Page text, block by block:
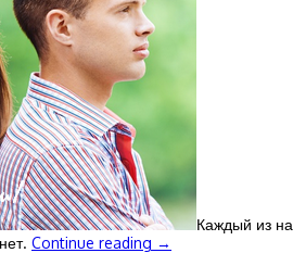
Каждый из
Continue reading →